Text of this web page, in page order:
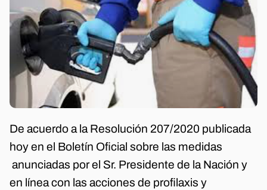
De acuerdo a la Resolución 207/2020 publicada
hoy en el Boletín Oficial sobre las medidas
anunciadas por el Sr. Presidente de la Nación y
en línea con las acciones de profilaxis y